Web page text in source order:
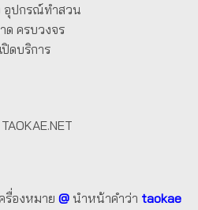
อุปกรณ์ทำสวน
ด ครบวงจร
ดบริการ
รื่องหมาย @ นำหน้าคำว่า taokae